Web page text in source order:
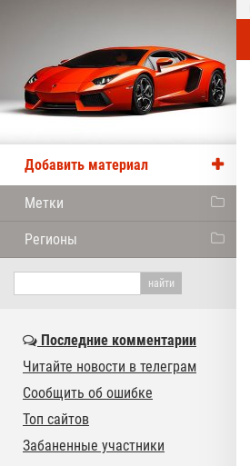
Добавить материал
Метки
Регионы
Последние комментарии
Читайте новости в телеграм
Сообщить об ошибке
Топ сайтов
Забаненные участники